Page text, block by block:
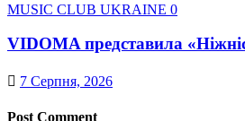
MUSIC CLUB UKRAINE 0
VIDOMA представила
7 Серпня, 2026
Post Comment